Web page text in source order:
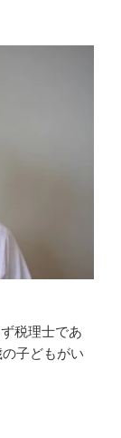
税理士であ
子どもがい